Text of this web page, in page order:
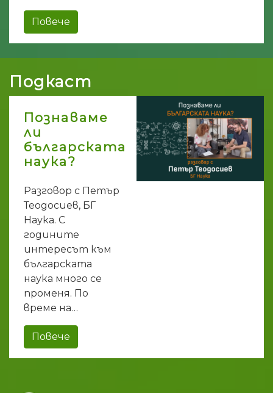
Повече
Подкаст
Познаваме
ли
българската
наука?
Разговор с Петър
Теодосиев, БГ
Наука. С
годините
интересът към
българската
наука много се
променя. По
време на…
Повече